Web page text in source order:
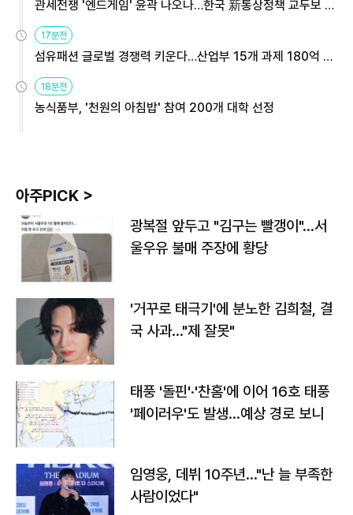
관세전쟁 '엔드게임' 윤곽 나오나…한국 新통상정책 교두보 활
용해야
17분전
섬유패션 글로벌 경쟁력 키운다…산업부 15개 과제 180억 지
원
18분전
농식품부, '천원의 아침밥' 참여 200개 대학 선정
아주PICK >
광복절 앞두고 "김구는 빨갱이"…서
울우유 불매 주장에 황당
'거꾸로 태극기'에 분노한 김희철, 결
국 사과…"제 잘못"
태풍 '돌핀'·'찬홈'에 이어 16호 태풍
'페이러우'도 발생…예상 경로 보니
임영웅, 데뷔 10주년…"난 늘 부족한
사람이었다"